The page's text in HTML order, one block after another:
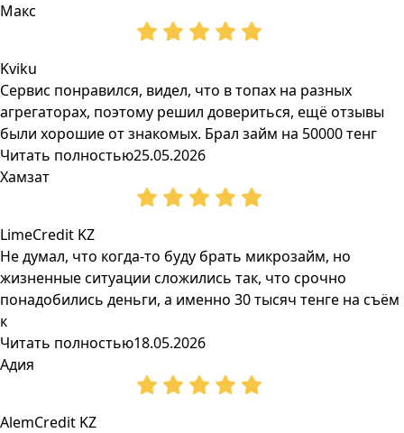
Макс
Kviku
Сервис понравился, видел, что в топах на разных
агрегаторах, поэтому решил довериться, ещё отзывы
были хорошие от знакомых. Брал займ на 50000 тенг
Читать полностью25.05.2026
Хамзат
LimeCredit KZ
Не думал, что когда-то буду брать микрозайм, но
жизненные ситуации сложились так, что срочно
понадобились деньги, а именно 30 тысяч тенге на съём
к
Читать полностью18.05.2026
Адия
AlemCredit KZ